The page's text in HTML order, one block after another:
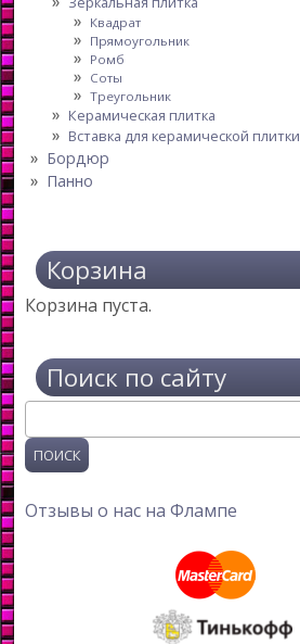
Квадрат
Прямоугольник
Ромб
Соты
Треугольник
Керамическая плитка
Вставка для керамической плитки
Бордюр
Панно
Корзина
Корзина пуста.
Поиск по сайту
Отзывы о нас на Флампе